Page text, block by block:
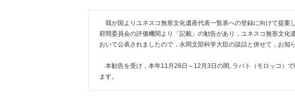
我が国よりユネスコ無形文化遺産代表一覧表への登録に向けて提
府間委員会の評価機関より「記載」の勧告があり，ユネスコ無形文化
おいて公表されましたので，永岡文部科学大臣の談話と併せて，お知
本勧告を受け，本年11月28日～12月3日の間, ラバト（モロッコ）
ます。